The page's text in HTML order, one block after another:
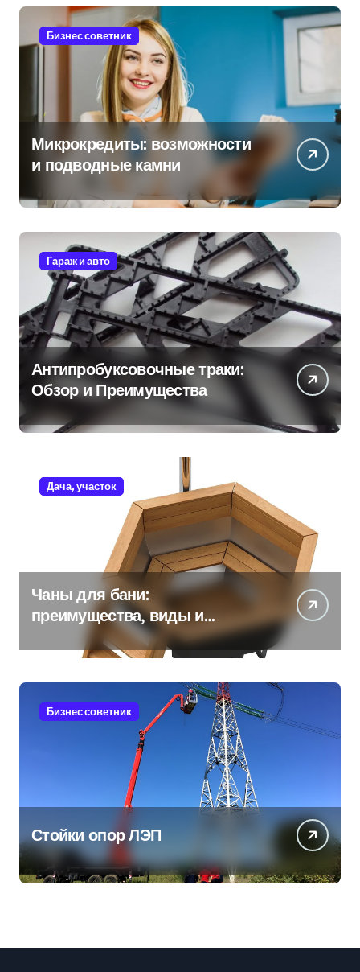
Бизнес советник
Микрокредиты: возможности
и подводные камни
Гараж и авто
Антипробуксовочные траки:
Обзор и Преимущества
Дача, участок
Чаны для бани:
преимущества, виды и
особенности использования
Бизнес советник
Стойки опор ЛЭП